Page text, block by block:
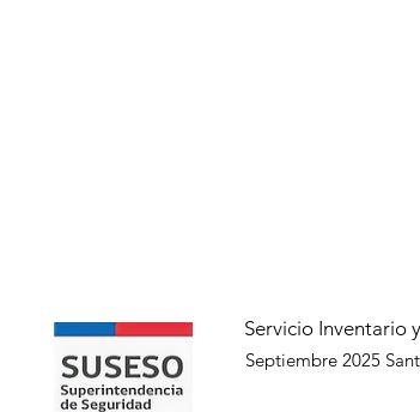
Servicio Inventario
Septiembre 2025